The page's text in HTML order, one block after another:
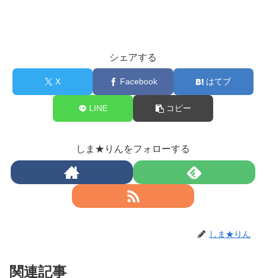
シェアする
X Facebook はてブ
LINE コピー
しま★りんをフォローする
しま★りん
関連記事